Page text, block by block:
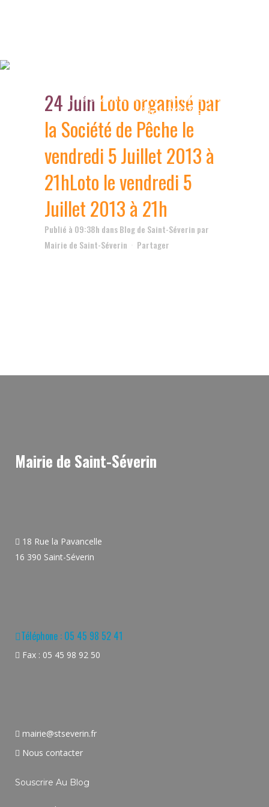
2013 à 21hLoto le vendredi 5
Juillet 2013 à 21h
24 Juin Loto organisé par
la Société de Pêche le
vendredi 5 Juillet 2013 à
21hLoto le vendredi 5
Juillet 2013 à 21h
Publié à 09:38h dansBlog de Saint-Séverin par
Mairie de Saint-Séverin
Partager
Mairie de Saint-Séverin
18 Rue la Pavancelle
16 390 Saint-Séverin
Téléphone : 05 45 98 52 41
Fax : 05 45 98 92 50
mairie@stseverin.fr
Nous contacter
Souscrire Au Blog